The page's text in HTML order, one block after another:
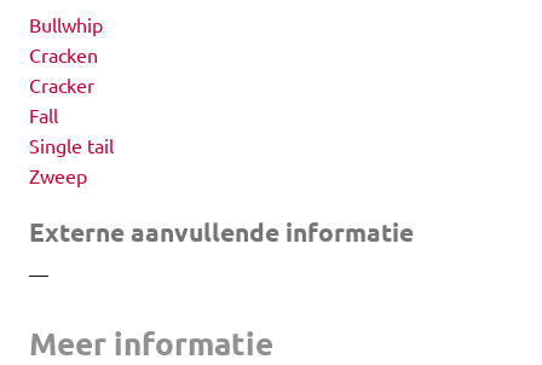
Bullwhip
Cracken
Cracker
Fall
Single tail
Zweep
Externe aanvullende informatie
—
Meer informatie